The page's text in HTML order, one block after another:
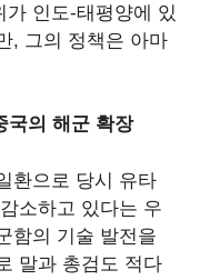
인도-태평양에 있
, 그의 정책은 아마
국의 해군 확장
환으로 당시 유타
소하고 있다는 우
함의 기술 발전을
말과 총검도 적다